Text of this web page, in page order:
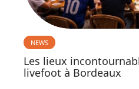
NEWS
Les lieux
livefoot à Bordeaux